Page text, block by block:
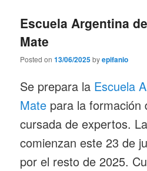
Escuela Argentina
Mate
Posted on13/06/2025byepifanio
Se prepara la Escuela
Mate para la formación
cursada de expertos.
comienzan este 23 de
por el resto de 2025.